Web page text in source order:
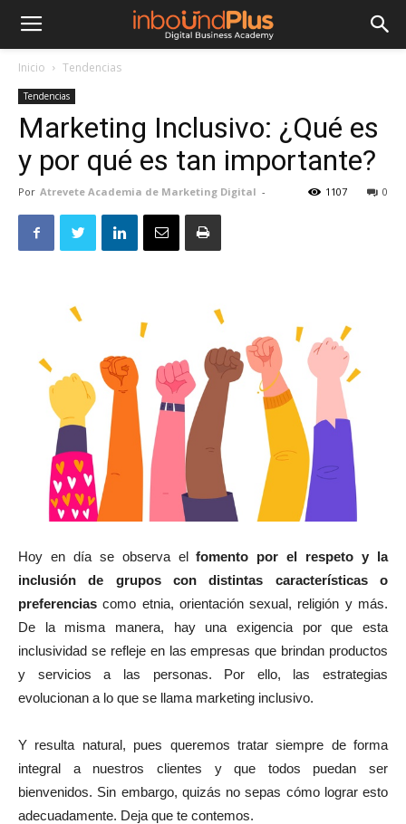
Inicio Tendencias
Tendencias
Marketing Inclusivo: ¿Qué es
y por qué es tan importante?
Por Atrevete Academia de Marketing Digital - 0
1107
Hoy en día se observa elfomento por el respeto y la
inclusión de grupos con distintas características o
preferencias como etnia, orientación sexual, religión y más.
De la misma manera, hay una exigencia por que esta
inclusividad se refleje en las empresas que brindan productos
y servicios a las personas. Por ello, las estrategias
evolucionan a lo que se llama marketing inclusivo.
Y resulta natural, pues queremos tratar siempre de forma
integral a nuestros clientes y que todos puedan ser
bienvenidos. Sin embargo, quizás no sepas cómo lograr esto
adecuadamente. Deja que te contemos.